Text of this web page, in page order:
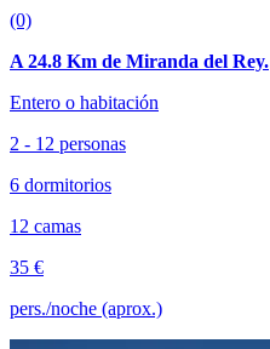
(0)
A 24.8 Km de Miranda del Rey.
Entero o habitación
2 - 12 personas
6 dormitorios
12 camas
35 €
pers./noche (aprox.)